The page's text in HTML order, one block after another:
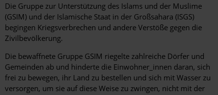
Die Gruppe zur Unterstützung des Islams und der Muslime
(GSIM) und der Islamische Staat in der Großsahara (ISGS)
begingen Kriegsverbrechen und andere Verstöße gegen die
Zivilbevölkerung.
Die bewaffnete Gruppe GSIM riegelte zahlreiche Dörfer und
Gemeinden ab und hinderte die Einwohner_innen daran, sich
frei zu bewegen, ihr Land zu bestellen und sich mit Wasser zu
versorgen, um sie auf diese Weise zu zwingen, nicht mit der